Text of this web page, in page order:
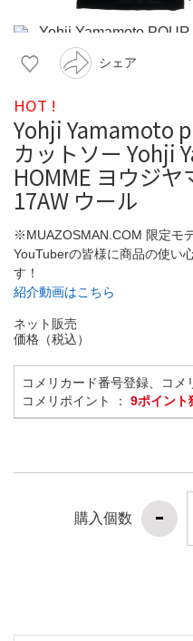
シェア
HOT !
Yohji Yamamoto
カットソー Yohji
HOMME ヨウジ
17AW ウール
※MUAZOSMAN.COM 限定モ
YouTuberの皆様に商品の使い
す！
紹介動画はこちら
ネット販売
価格（税込）
コメリカード番号登録、コメ
コメリポイント ： 9ポイント
購入個数